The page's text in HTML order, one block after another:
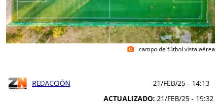
photo_camera campo de fútbol vista aérea
REDACCIÓN 21/FEB/25 - 14:13
ACTUALIZADO: 21/FEB/25 - 19:32